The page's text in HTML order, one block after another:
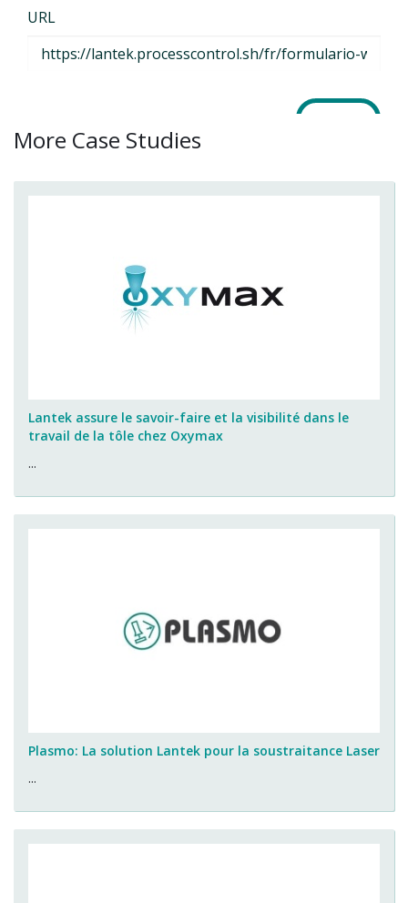
More Case Studies
Lantek assure le savoir-faire et la visibilité dans le
travail de la tôle chez Oxymax
...
Plasmo: La solution Lantek pour la soustraitance Laser
...